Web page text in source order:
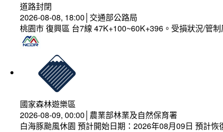
道路封閉
2026-08-08, 18:00│交通部公路局
桃園市 復興區 台7線 47K+100~60K+396。受損狀況/管
國家森林遊樂區
2026-08-09, 00:00│農業部林業及自然保育署
白海豚颱風休園 預計開始日期：2026年08月09日 預計